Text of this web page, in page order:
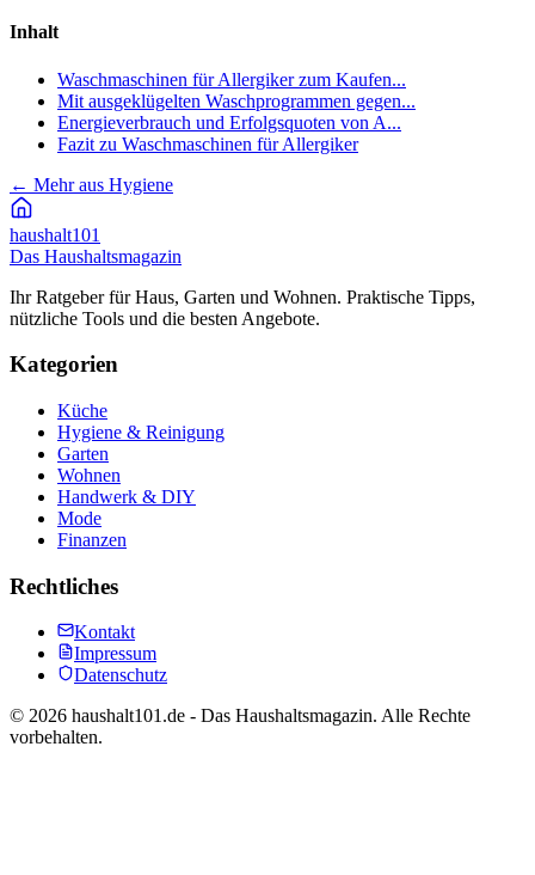
Inhalt
Waschmaschinen für Allergiker zum Kaufen...
Mit ausgeklügelten Waschprogrammen gegen...
Energieverbrauch und Erfolgsquoten von A...
Fazit zu Waschmaschinen für Allergiker
← Mehr aus Hygiene
haushalt101
Das Haushaltsmagazin
Ihr Ratgeber für Haus, Garten und Wohnen. Praktische Tipps,
nützliche Tools und die besten Angebote.
Kategorien
Küche
Hygiene & Reinigung
Garten
Wohnen
Handwerk & DIY
Mode
Finanzen
Rechtliches
Kontakt
Impressum
Datenschutz
© 2026 haushalt101.de - Das Haushaltsmagazin. Alle Rechte
vorbehalten.